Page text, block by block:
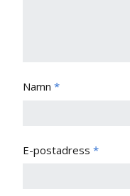
Namn *
E-postadress *